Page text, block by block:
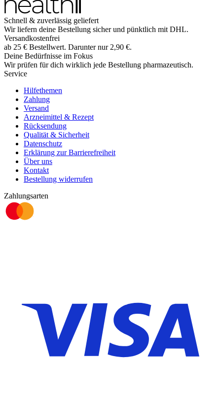
Schnell & zuverlässig geliefert
Wir liefern deine Bestellung sicher und pünktlich mit DHL.
Versandkostenfrei
ab 25 € Bestellwert. Darunter nur 2,90 €.
Deine Bedürfnisse im Fokus
Wir prüfen für dich wirklich jede Bestellung pharmazeutisch.
Service
Hilfethemen
Zahlung
Versand
Arzneimittel & Rezept
Rücksendung
Qualität & Sicherheit
Datenschutz
Erklärung zur Barrierefreiheit
Über uns
Kontakt
Bestellung widerrufen
Zahlungsarten